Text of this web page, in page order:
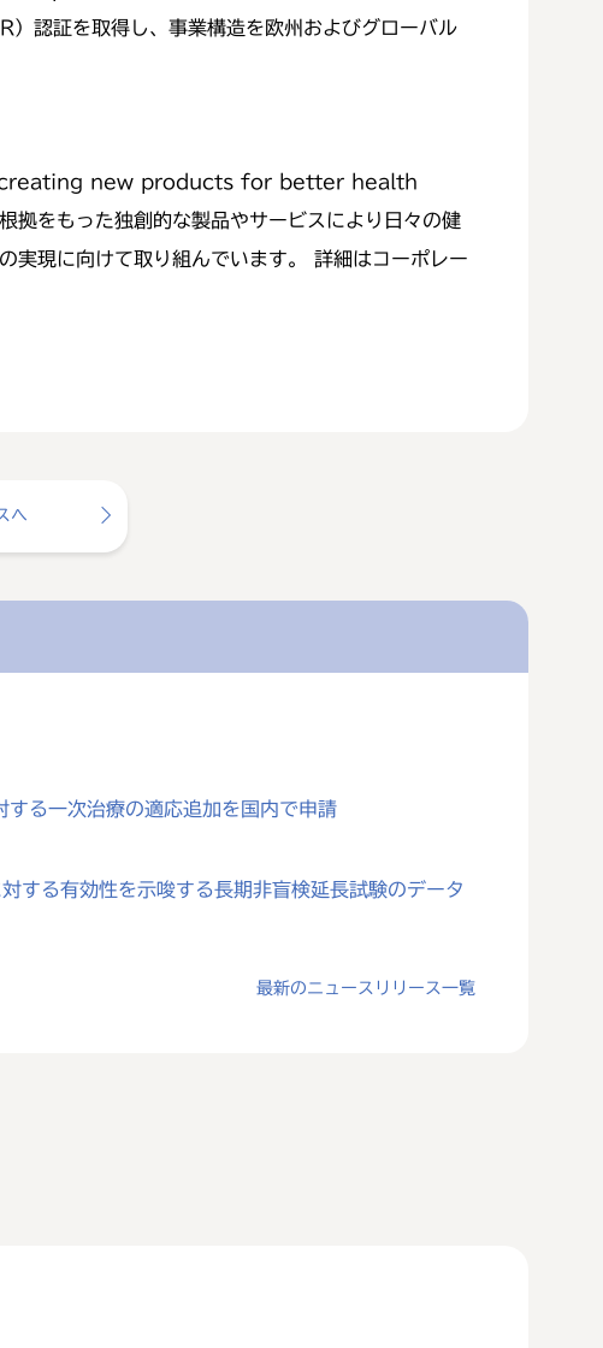
認証を取得し、事業構造を欧州およびグローバル
creating new products for better health
をもった独創的な製品やサービスにより日々の健
実現に向けて取り組んでいます。 詳細はコーポレー
へ
する一次治療の適応追加を国内で申請
る有効性を示唆する長期非盲検延長試験のデータ
最新のニュースリリース一覧